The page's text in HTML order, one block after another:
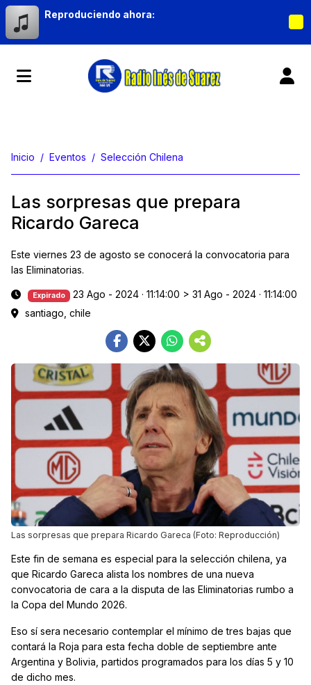
Reproduciendo ahora:
Inicio Eventos Selección Chilena
Las sorpresas que prepara
Ricardo Gareca
Este viernes 23 de agosto se conocerá la convocatoria para
las Eliminatorias.
Expirado 23 Ago - 2024 · 11:14:00 > 31 Ago - 2024 · 11:14:00
santiago, chile
Las sorpresas que prepara Ricardo Gareca (Foto: Reproducción)
Este fin de semana es especial para la selección chilena, ya
que Ricardo Gareca alista los nombres de una nueva
convocatoria de cara a la disputa de las Eliminatorias rumbo a
la Copa del Mundo 2026.
Eso sí sera necesario contemplar el mínimo de tres bajas que
contará la Roja para esta fecha doble de septiembre ante
Argentina y Bolivia, partidos programados para los días 5 y 10
de dicho mes.